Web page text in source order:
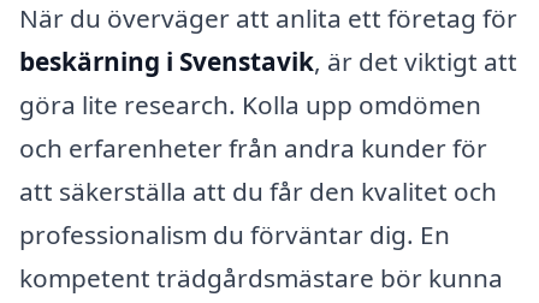
När du överväger att anlita ett företag för
beskärning i Svenstavik, är det viktigt att
göra lite research. Kolla upp omdömen
och erfarenheter från andra kunder för
att säkerställa att du får den kvalitet och
professionalism du förväntar dig. En
kompetent trädgårdsmästare bör kunna